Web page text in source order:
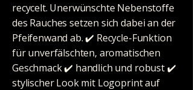
recycelt. Unerwünschte Nebenstoffe
des Rauches setzen sich dabei an der
Pfeifenwand ab. ✔️️ Recycle-Funktion
für unverfälschten, aromatischen
Geschmack ✔️️ handlich und robust ✔️️
stylischer Look mit Logoprint auf